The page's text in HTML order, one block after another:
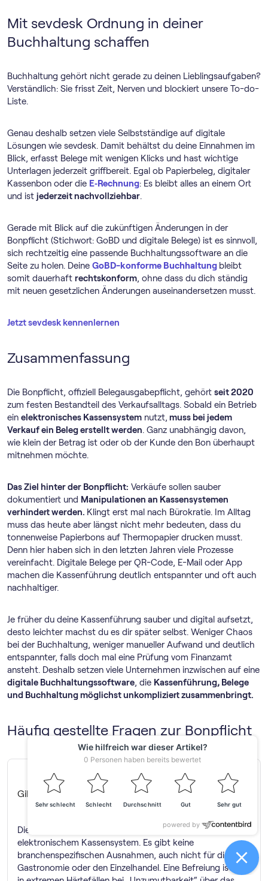
Mit sevdesk Ordnung in deiner
Buchhaltung schaffen
Buchhaltung gehört nicht gerade zu deinen Lieblingsaufgaben?
Verständlich: Sie frisst Zeit, Nerven und blockiert unsere To-do-
Liste.
Genau deshalb setzen viele Selbstständige auf digitale
Lösungen wie sevdesk. Damit behältst du deine Einnahmen im
Blick, erfasst Belege mit wenigen Klicks und hast wichtige
Unterlagen jederzeit griffbereit. Egal ob Papierbeleg, digitaler
Kassenbon oder die E‑Rechnung: Es bleibt alles an einem Ort
und ist jederzeit nachvollziehbar.
Gerade mit Blick auf die zukünftigen Änderungen in der
Bonpflicht (Stichwort: GoBD und digitale Belege) ist es sinnvoll,
sich rechtzeitig eine passende Buch­haltungs­software an die
Seite zu holen. Deine GoBD-konforme Buchhaltung bleibt
somit dauerhaft rechtskonform, ohne dass du dich ständig
mit neuen gesetzlichen Änderungen auseinandersetzen musst.
Jetzt sevdesk kennenlernen
Zusammenfassung
Die Bonpflicht, offiziell Belegausgabepflicht, gehört seit 2020
zum festen Bestandteil des Verkaufsalltags. Sobald ein Betrieb
ein elektronisches Kassensystem nutzt, muss bei jedem
Verkauf ein Beleg erstellt werden. Ganz unabhängig davon,
wie klein der Betrag ist oder ob der Kunde den Bon überhaupt
mitnehmen möchte.
Das Ziel hinter der Bonpflicht: Verkäufe sollen sauber
dokumentiert und Manipulationen an Kassensystemen
verhindert werden. Klingt erst mal nach Bürokratie. Im Alltag
muss das heute aber längst nicht mehr bedeuten, dass du
tonnenweise Papierbons auf Thermopapier drucken musst.
Denn hier haben sich in den letzten Jahren viele Prozesse
vereinfacht. Digitale Belege per QR-Code, E-Mail oder App
machen die Kassenführung deutlich entspannter und oft auch
nachhaltiger.
Je früher du deine Kassenführung sauber und digital aufsetzt,
desto leichter machst du es dir später selbst. Weniger Chaos
bei der Buchhaltung, weniger manueller Aufwand und deutlich
entspannter, falls doch mal eine Prüfung vom Finanzamt
ansteht. Deshalb setzen viele Unternehmen inzwischen auf eine
digitale Buch­haltungs­software, die Kassenführung, Belege
und Buchhaltung möglichst unkompliziert zusammenbringt.
Häufig gestellte Fragen zur Bonpflicht
Gibt es Ausnahmen der Bonpflicht?
Die Bonpflicht gilt grundsätzlich für alle Betriebe mit
elektronischem Kassensystem. Es gibt keine
branchenspezifischen Ausnahmen, auch nicht für die
Gastronomie oder den Einzelhandel. Eine Befreiung ist nur